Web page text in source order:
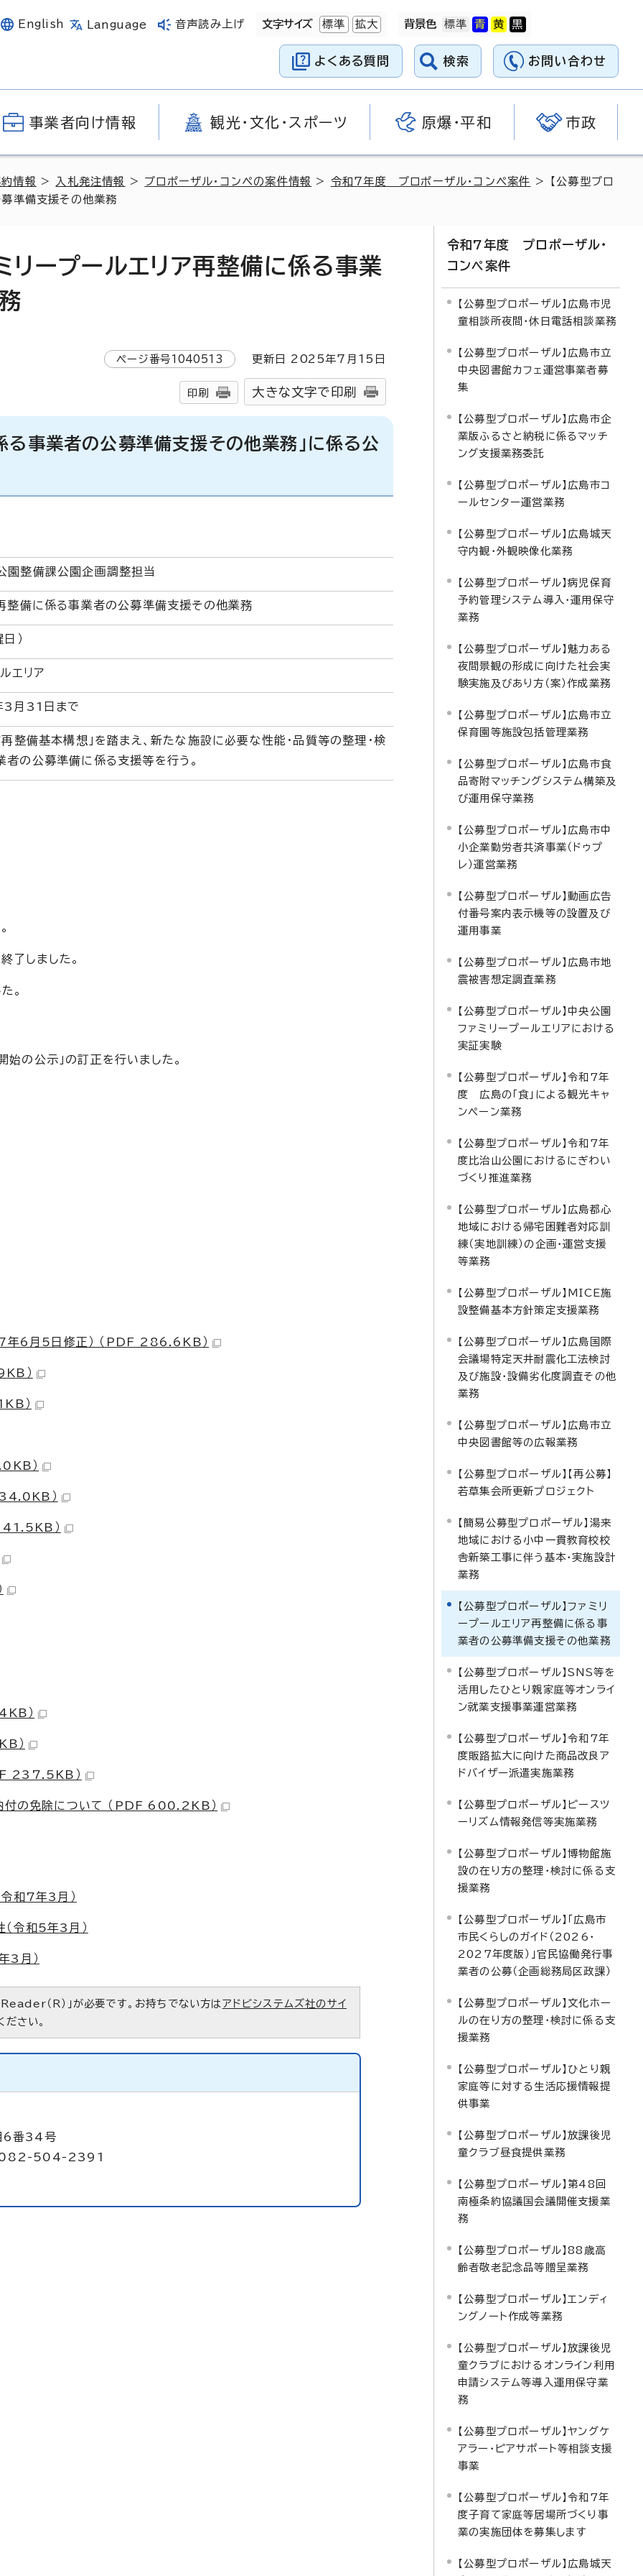
English Language 音声読み上げ 文字サイズ 標準 拡大 背景色
よくある質問 検索 お問い合わせ
事業者向け情報 観光・文化・スポーツ 原爆・平和 市政
約情報 > 入札発注情報 > プロポーザル・コンペの案件情報 > 令和7年度 プロポーザル・コンペ案件 > 【公募型プロ
準備支援その他業務
リープールエリア再整備に係る事業
ページ番号1040513 更新日 2025年7月 15 日
印刷 大きな文字で印刷
る事業者の公募準備支援その他業務」に係る公
園整備課公園企画調整担当
整備に係る事業者の公募準備支援その他業務
）
エリア
3月31日まで
再整備基本構想」を踏まえ、新たな施設に必要な性能・品質等の整理・検
の公募準備に係る支援等を行う。
しました。
。
の公示」の訂正を行いました。
年6月5日修正） （PDF 286.6KB）
）
）
）
）
41.5KB）
）
）
237.5KB）
付の免除について （PDF 600.2KB）
令和7年3月）
令和5年3月）
3月）
（R）」が必要です。お持ちでない方は アドビシステムズ社のサイ
ださい。
6番34号
082-504-2391
令和7年度 プロポーザル・
コンペ案件
【公募型プロポーザル】広島市児
童相談所夜間・休日電話相談業務
【公募型プロポーザル】広島市立
中央図書館カフェ運営事業者募
集
【公募型プロポーザル】広島市企
業版ふるさと納税に係るマッチ
ング支援業務委託
【公募型プロポーザル】広島市コ
ールセンター運営業務
【公募型プロポーザル】広島城天
守内観・外観映像化業務
【公募型プロポーザル】病児保育
予約管理システム導入・運用保守
業務
【公募型プロポーザル】魅力ある
夜間景観の形成に向けた社会実
験実施及びあり方（案）作成業務
【公募型プロポーザル】広島市立
保育園等施設包括管理業務
【公募型プロポーザル】広島市食
品寄附マッチングシステム構築及
び運用保守業務
【公募型プロポーザル】広島市中
小企業勤労者共済事業（ドゥプ
レ）運営業務
【公募型プロポーザル】動画広告
付番号案内表示機等の設置及び
運用事業
【公募型プロポーザル】広島市地
震被害想定調査業務
【公募型プロポーザル】中央公園
ファミリープールエリアにおける
実証実験
【公募型プロポーザル】令和7年
度 広島の「食」による観光キャ
ンペーン業務
【公募型プロポーザル】令和7年
度比治山公園におけるにぎわい
づくり推進業務
【公募型プロポーザル】広島都心
地域における帰宅困難者対応訓
練（実地訓練）の企画・運営支援
等業務
【公募型プロポーザル】MICE施
設整備基本方針策定支援業務
【公募型プロポーザル】広島国際
会議場特定天井耐震化工法検討
及び施設・設備劣化度調査その他
業務
【公募型プロポーザル】広島市立
中央図書館等の広報業務
【公募型プロポーザル】【再公募】
若草集会所更新プロジェクト
【簡易公募型プロポーザル】湯来
地域における小中一貫教育校校
舎新築工事に伴う基本・実施設計
業務
【公募型プロポーザル】ファミリ
ープールエリア再整備に係る事
業者の公募準備支援その他業務
【公募型プロポーザル】SNS等を
活用したひとり親家庭等オンライ
ン就業支援事業運営業務
【公募型プロポーザル】令和7年
度販路拡大に向けた商品改良ア
ドバイザー派遣実施業務
【公募型プロポーザル】ピースツ
ーリズム情報発信等実施業務
【公募型プロポーザル】博物館施
設の在り方の整理・検討に係る支
援業務
【公募型プロポーザル】「広島市
市民くらしのガイド（2026・
2027年度版）」官民協働発行事
業者の公募（企画総務局区政課）
【公募型プロポーザル】文化ホー
ルの在り方の整理・検討に係る支
援業務
【公募型プロポーザル】ひとり親
家庭等に対する生活応援情報提
供事業
【公募型プロポーザル】放課後児
童クラブ昼食提供業務
【公募型プロポーザル】第48回
南極条約協議国会議開催支援業
務
【公募型プロポーザル】88歳高
齢者敬老記念品等贈呈業務
【公募型プロポーザル】エンディ
ングノート作成等業務
【公募型プロポーザル】放課後児
童クラブにおけるオンライン利用
申請システム等導入運用保守業
務
【公募型プロポーザル】ヤングケ
アラー・ピアサポート等相談支援
事業
【公募型プロポーザル】令和7年
度子育て家庭等居場所づくり事
業の実施団体を募集します
【公募型プロポーザル】広島城天